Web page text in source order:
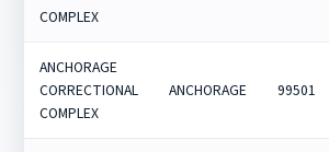
COMPLEX
ANCHORAGE
CORRECTIONAL
COMPLEX
ANCHORAGE 99501